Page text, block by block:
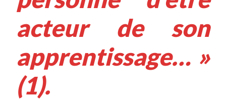
acteur de son
apprentissage… »
(1).